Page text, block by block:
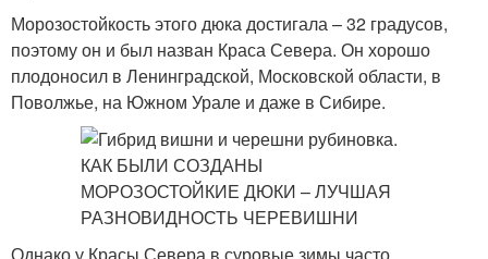
Морозостойкость этого дюка достигала – 32 градусов,
поэтому он и был назван Краса Севера. Он хорошо
плодоносил в Ленинградской, Московской области, в
Поволжье, на Южном Урале и даже в Сибире.